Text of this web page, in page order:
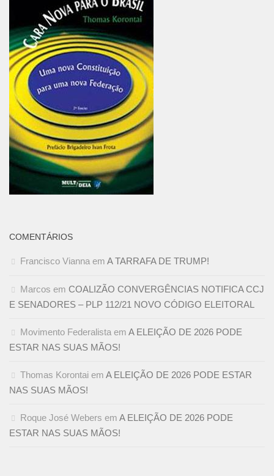
COMENTÁRIOS
Francisco Vianna em A TARRAFA DE TRUMP!
Marcos em COALIZÃO CONVERGÊNCIAS NOTIFICA CCJ
E SENADORES – PLP 112/21 NOVO CÓDIGO ELEITORAL
Movimento Federalista em A ELEIÇÃO DE 2026 PODE
ESTAR NAS SUAS MÃOS!
Thomas Korontai em A ELEIÇÃO DE 2026 PODE ESTAR
NAS SUAS MÃOS!
Roque José Webers em A ELEIÇÃO DE 2026 PODE
ESTAR NAS SUAS MÃOS!